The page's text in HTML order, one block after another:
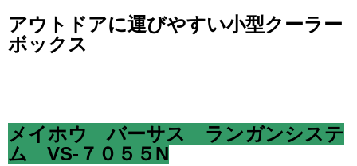
アウトドアに運びやすい小型クーラー
ボックス
メイホウ バーサス ランガンシステ
ム VS-７０５５N